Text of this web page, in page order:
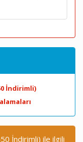
İndirimli)
İndirimli) ile ilgili